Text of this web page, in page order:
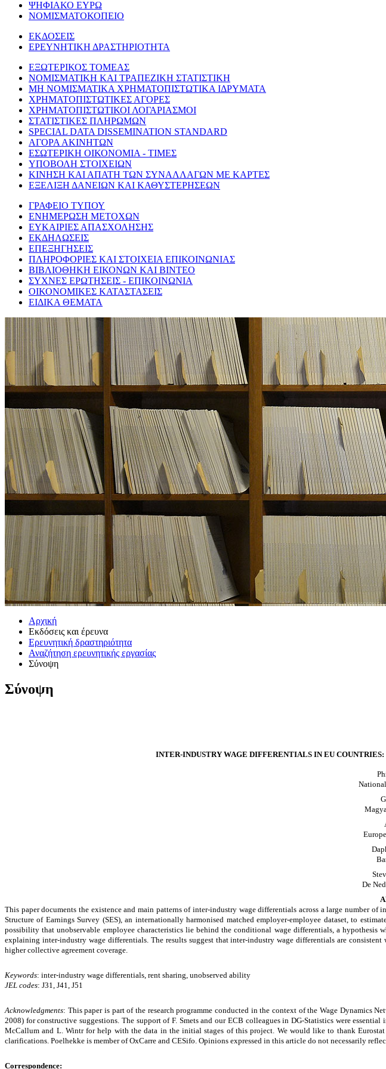
ΨΗΦΙΑΚΟ ΕΥΡΩ
ΝΟΜΙΣΜΑΤΟΚΟΠΕΙΟ
ΕΚΔΟΣΕΙΣ
ΕΡΕΥΝΗΤΙΚΗ ΔΡΑΣΤΗΡΙΟΤΗΤΑ
ΕΞΩΤΕΡΙΚΟΣ ΤΟΜΕΑΣ
ΝΟΜΙΣΜΑΤΙΚΗ ΚΑΙ ΤΡΑΠΕΖΙΚΗ ΣΤΑΤΙΣΤΙΚΗ
ΜΗ ΝΟΜΙΣΜΑΤΙΚΑ ΧΡΗΜΑΤΟΠΙΣΤΩΤΙΚΑ ΙΔΡΥΜΑΤΑ
ΧΡΗΜΑΤΟΠΙΣΤΩΤΙΚΕΣ ΑΓΟΡΕΣ
ΧΡΗΜΑΤΟΠΙΣΤΩΤΙΚΟΙ ΛΟΓΑΡΙΑΣΜΟΙ
ΣΤΑΤΙΣΤΙΚΕΣ ΠΛΗΡΩΜΩΝ
SPECIAL DATA DISSEMINATION STANDARD
ΑΓΟΡΑ ΑΚΙΝΗΤΩΝ
ΕΣΩΤΕΡΙΚΗ ΟΙΚΟΝΟΜΙΑ - ΤΙΜΕΣ
ΥΠΟΒΟΛΗ ΣΤΟΙΧΕΙΩΝ
ΚΙΝΗΣΗ ΚΑΙ ΑΠΑΤΗ ΤΩΝ ΣΥΝΑΛΛΑΓΩΝ ΜΕ ΚΑΡΤΕΣ
ΕΞΕΛΙΞΗ ΔΑΝΕΙΩΝ ΚΑΙ ΚΑΘΥΣΤΕΡΗΣΕΩΝ
ΓΡΑΦΕΙΟ ΤΥΠΟΥ
ΕΝΗΜΕΡΩΣΗ ΜΕΤΟΧΩΝ
ΕΥΚΑΙΡΙΕΣ ΑΠΑΣΧΟΛΗΣΗΣ
ΕΚΔΗΛΩΣΕΙΣ
ΕΠΕΞΗΓΗΣΕΙΣ
ΠΛΗΡΟΦΟΡΙΕΣ ΚΑΙ ΣΤΟΙΧΕΙΑ ΕΠΙΚΟΙΝΩΝΙΑΣ
ΒΙΒΛΙΟΘΗΚΗ ΕΙΚΟΝΩΝ ΚΑΙ ΒΙΝΤΕΟ
ΣΥΧΝΕΣ ΕΡΩΤΗΣΕΙΣ - ΕΠΙΚΟΙΝΩΝΙΑ
ΟΙΚΟΝΟΜΙΚΕΣ ΚΑΤΑΣΤΑΣΕΙΣ
ΕΙΔΙΚΑ ΘΕΜΑΤΑ
Αρχική
Εκδόσεις και έρευνα
Ερευνητική δραστηριότητα
Αναζήτηση ερευνητικής εργασίας
Σύνοψη
Σύνοψη
INTER-INDUSTRY WAGE DIFFERENTIALS IN EU
De
This paper documents the existence and main patterns of inter-industry wage differentials across a large number
Structure of Earnings Survey (SES), an internationally harmonised matched employer-employee dataset, to
possibility that unobservable employee characteristics lie behind the conditional wage differentials, a
explaining inter-industry wage differentials. The results suggest that inter-industry wage differentials are
higher collective agreement coverage.
Keywords: inter-industry wage differentials, rent sharing, unobserved ability
JEL codes: J31, J41, J51
Acknowledgments: This paper is part of the research programme conducted in the context of the Wage Dynamics
2008) for constructive suggestions. The support of F. Smets and our ECB colleagues in DG-Statistics were
McCallum and L. Wintr for help with the data in the initial stages of this project. We would like to thank
clarifications. Poelhekke is member of OxCarre and CESifo. Opinions expressed in this article do not necessarily
Correspondence: